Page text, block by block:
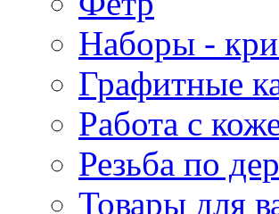
Наборы -
Графитные
Работа с
Резьба по
Товары для